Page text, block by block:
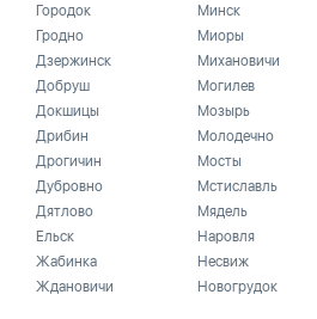
Городок
Гродно
Дзержинск
Добруш
Докшицы
Дрибин
Дрогичин
Дубровно
Дятлово
Ельск
Жабинка
Ждановичи
Минск
Миоры
Михановичи
Могилев
Мозырь
Молодечно
Мосты
Мстиславль
Мядель
Наровля
Несвиж
Новогрудок